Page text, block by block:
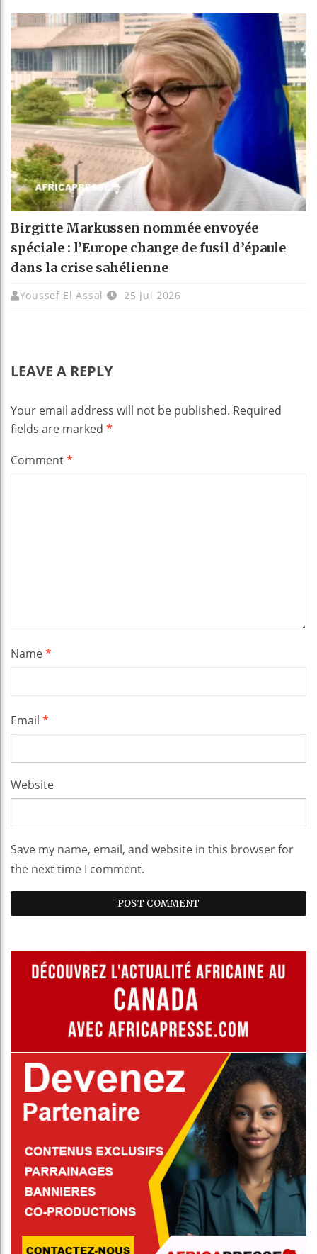
Birgitte Markussen nommée envoyée
spéciale : l’Europe change de fusil d’épaule
dans la crise sahélienne
Youssef El Assal 25 Jul 2026
LEAVE A REPLY
Your email address will not be published. Required
fields are marked *
Comment*
Name*
Email *
Website
Save my name, email, and website in this browser for
the next time I comment.